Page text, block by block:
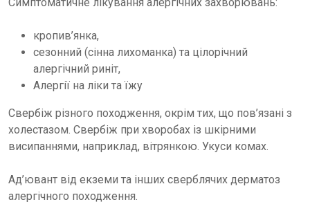
кропив’янка,
сезонний (сінна лихоманка) та цілорічний
алергічний риніт,
Алергії на ліки та їжу
Свербіж різного походження, окрім тих, що пов’язані з
холестазом. Свербіж при хворобах із шкірними
висипаннями, наприклад, вітрянкою. Укуси комах.
Ад’ювант від екземи та інших сверблячих дерматоз
алергічного походження.